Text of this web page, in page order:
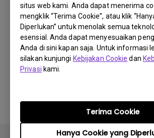
situs web kami. Anda dapat menerima
mengklik “Terima Cookie”, atau klik
Diperlukan” untuk menolak semua
esensial. Anda dapat menyesuaikan
Anda di sini kapan saja. Untuk informasi
silakan kunjungi Kebijakan Cookie dan
Privasi kami.
Hanya Cookie yang
Terima Cookie
Perbarui:
2009/12/15
Bahasa: English
Ukuran File:3.85 MB
Versi: